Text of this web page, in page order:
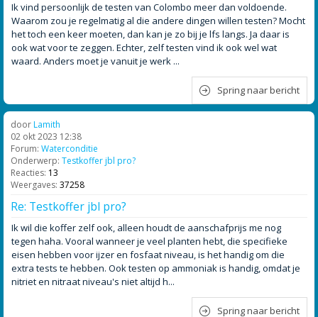
Ik vind persoonlijk de testen van Colombo meer dan voldoende.
Waarom zou je regelmatig al die andere dingen willen testen? Mocht
het toch een keer moeten, dan kan je zo bij je lfs langs. Ja daar is
ook wat voor te zeggen. Echter, zelf testen vind ik ook wel wat
waard. Anders moet je vanuit je werk ...
Spring naar bericht
doorLamith
02 okt 2023 12:38
Forum: Waterconditie
Onderwerp: Testkoffer jbl pro?
Reacties: 13
Weergaves: 37258
Re: Testkoffer jbl pro?
Ik wil die koffer zelf ook, alleen houdt de aanschafprijs me nog
tegen haha. Vooral wanneer je veel planten hebt, die specifieke
eisen hebben voor ijzer en fosfaat niveau, is het handig om die
extra tests te hebben. Ook testen op ammoniak is handig, omdat je
nitriet en nitraat niveau's niet altijd h...
Spring naar bericht